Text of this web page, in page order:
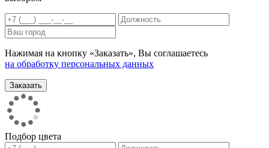
Нажимая на кнопку «Заказать», Вы соглашаетесь
на обработку персональных данных
Подбор цвета